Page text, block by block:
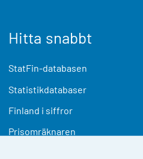
Hitta snabbt
StatFin-databasen
Statistikdatabaser
Finland i siffror
Prisomräknaren